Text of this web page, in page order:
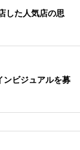
した人気店の思
ンビジュアルを募